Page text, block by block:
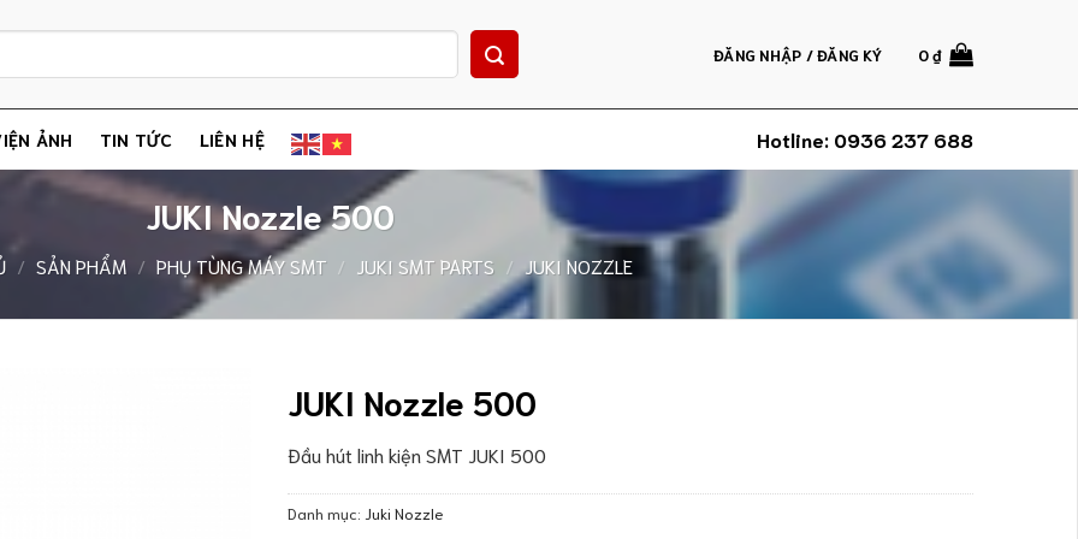
ĐĂNG NHẬP / ĐĂNG KÝ 0₫
ẢNH TIN TỨC LIÊN HỆ Hotline: 0936 237 688
JUKI Nozzle 500
/ SẢN PHẨM / PHỤ TÙNG MÁY SMT / JUKI SMT PARTS / JUKI NOZZLE
JUKI Nozzle 500
Đầu hút linh kiện SMT JUKI 500
Danh mục: Juki Nozzle